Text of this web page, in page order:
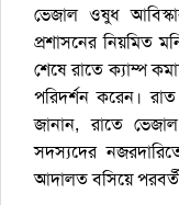
ভেজাল ওষুধ
প্রশাসনের নিয়মিত
শেষে রাতে ক্যাম্প
পরিদর্শন করেন।
জানান, রাতে
সদস্যদের
আদালত বসিয়ে